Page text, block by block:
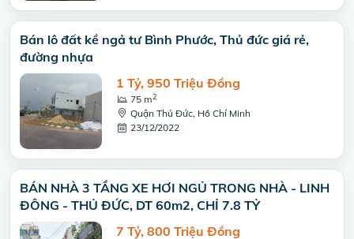
Bán lô đất kề ngả tư Bình Phước, Thủ đức giá rẻ,
đường nhựa
1 Tỷ, 950 Triệu Đồng
75 m2
Quận Thủ Đức, Hồ Chí Minh
23/12/2022
BÁN NHÀ 3 TẦNG XE HƠI NGỦ TRONG NHÀ - LINH
ĐÔNG - THỦ ĐỨC, DT 60m2, CHỈ 7.8 TỶ
7 Tỷ, 800 Triệu Đồng